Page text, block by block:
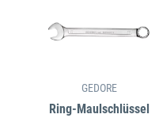
GEDORE
Ring-Maulschlüssel